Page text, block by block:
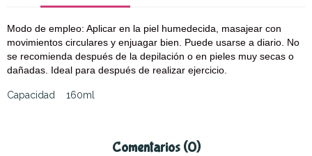
Modo de empleo: Aplicar en la piel humedecida, masajear con
movimientos circulares y enjuagar bien. Puede usarse a diario. No
se recomienda después de la depilación o en pieles muy secas o
dañadas. Ideal para después de realizar ejercicio.
Capacidad 160ml
Comentarios (0)